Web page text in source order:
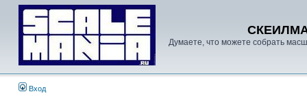
Думаете, что можете собрать
Вход